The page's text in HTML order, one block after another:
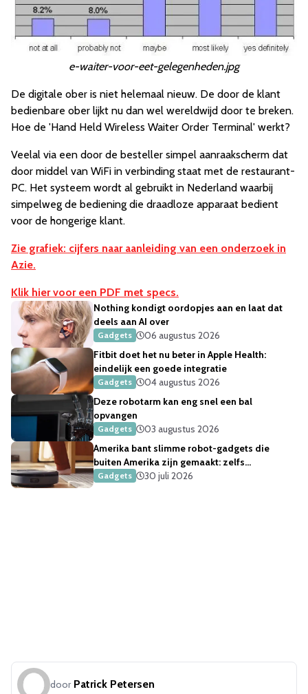
e-waiter-voor-eet-gelegenheden.jpg
De digitale ober is niet helemaal nieuw. De door de klant
bedienbare ober lijkt nu dan wel wereldwijd door te breken.
Hoe de 'Hand Held Wireless Waiter Order Terminal' werkt?
Veelal via een door de besteller simpel aanraakscherm dat
door middel van WiFi in verbinding staat met de restaurant-
PC. Het systeem wordt al gebruikt in Nederland waarbij
simpelweg de bediening die draadloze apparaat bedient
voor de hongerige klant.
Zie grafiek: cijfers naar aanleiding van een onderzoek in
Azie.
Klik hier voor een PDF met specs.
Nothing kondigt oordopjes aan en laat dat
deels aan AI over
Gadgets
06 augustus 2026
Fitbit doet het nu beter in Apple Health:
eindelijk een goede integratie
Gadgets
04 augustus 2026
Deze robotarm kan eng snel een bal
opvangen
Gadgets
03 augustus 2026
Amerika bant slimme robot-gadgets die
buiten Amerika zijn gemaakt: zelfs
robotstofzuigers
Gadgets 30 juli 2026
door Patrick Petersen